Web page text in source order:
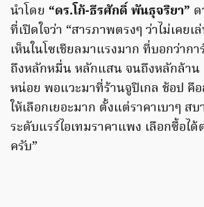
นำโดย “ดร.โก้-ธีรศักดิ์ พันธุจริยา”
ที่เปิดใจว่า “สารภาพตรงๆ ว่าไม่เคย
เห็นในโซเชียลมาแรงมาก ที่บอกว่ากา
ถึงหลักหมื่น หลักแสน จนถึงหลักล้าน
หน่อย พอแวะมาที่ร้านจูปิเกล ช้อป คื
ให้เลือกเยอะมาก ตั้งแต่ราคาเบาๆ ส
ระดับแรร์ไอเทมราคาแพง เลือกซื้อไ
ครับ”